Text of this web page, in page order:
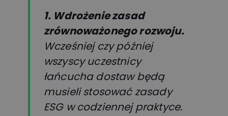
1. Wdrożenie zasad
zrównoważonego rozwoju.
Wcześniej czy później
wszyscy uczestnicy
łańcucha dostaw będą
musieli stosować zasady
ESG w codziennej praktyce.